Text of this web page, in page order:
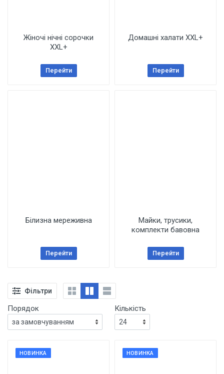
Жіночі нічні сорочки
XXL+
Перейти
Домашні халати XXL+
Перейти
Білизна мереживна
Перейти
Майки, трусики,
комплекти бавовна
Перейти
Фільтри
Порядок Кількість
НОВИНКА НОВИНКА